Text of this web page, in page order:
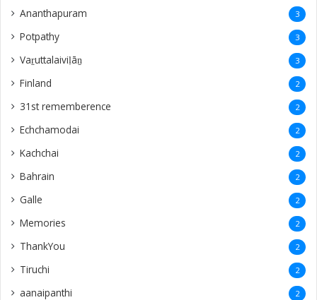
Ananthapuram 3
‎Potpathy 3
Vaṟuttalaiviḷāṉ 3
Finland 2
31st rememberence 2
Echchamodai 2
Kachchai 2
Bahrain 2
Galle 2
Memories 2
ThankYou 2
Tiruchi 2
aanaipanthi 2